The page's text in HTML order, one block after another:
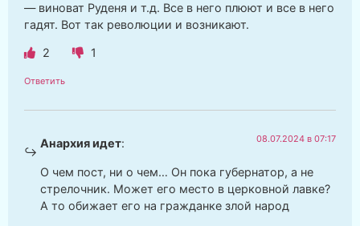
— виноват Руденя и т.д. Все в него плюют и все в него
гадят. Вот так революции и возникают.
2 1
Ответить
Анархия идет: 08.07.2024 в 07:17
О чем пост, ни о чем… Он пока губернатор, а не
стрелочник. Может его место в церковной лавке?
А то обижает его на гражданке злой народ